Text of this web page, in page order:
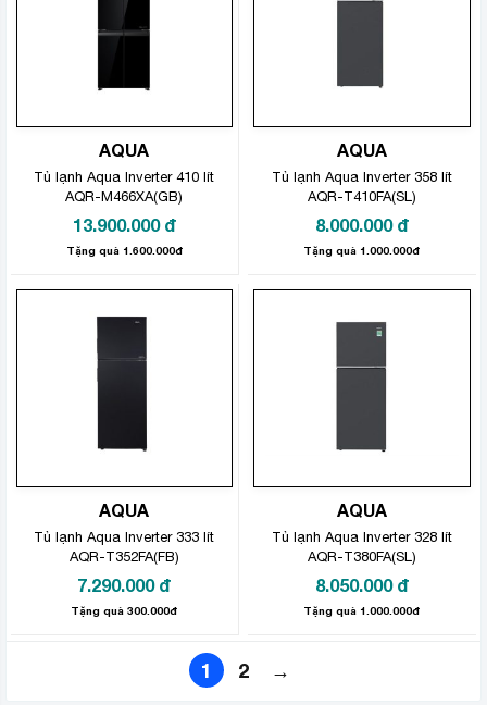
AQUA
Tủ lạnh Aqua Inverter 410 lít
AQR-M466XA(GB)
13.900.000 đ
Tặng quà 1.600.000đ
AQUA
Tủ lạnh Aqua Inverter 358 lít
AQR-T410FA(SL)
8.000.000 đ
Tặng quà 1.000.000đ
AQUA
Tủ lạnh Aqua Inverter 333 lít
AQR-T352FA(FB)
7.290.000 đ
Tặng quà 300.000đ
AQUA
Tủ lạnh Aqua Inverter 328 lít
AQR-T380FA(SL)
8.050.000 đ
Tặng quà 1.000.000đ
1 2 →